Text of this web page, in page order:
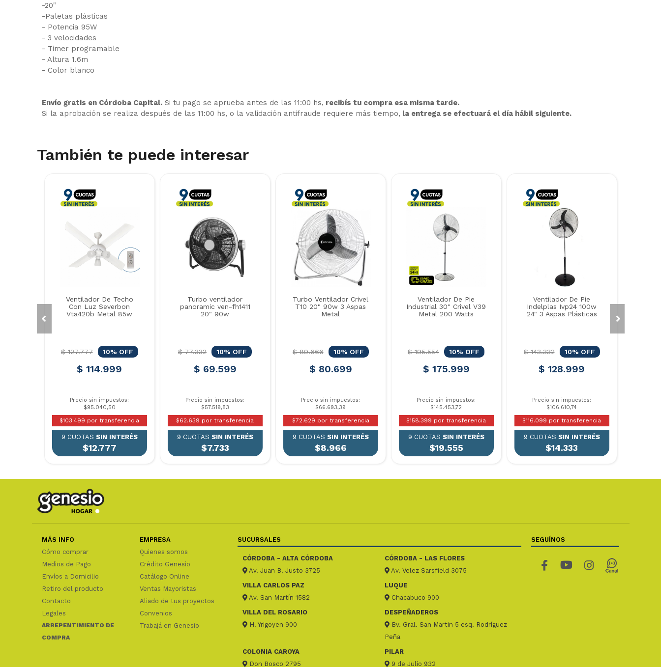
-20"
-Paletas plásticas
- Potencia 95W
- 3 velocidades
- Timer programable
- Altura 1.6m
- Color blanco
Envío gratis en Córdoba Capital.Si tu pago se aprueba antes de las 11:00 hs, recibís tu compra esa misma tarde.
Si la aprobación se realiza después de las 11:00 hs, o la validación antifraude requiere más tiempo, la entrega se efectuará el día hábil siguiente.
También te puede interesar
Ventilador De Techo
Con Luz Severbon
Vta420b Metal 85w
$ 127.777 10% OFF
$ 114.999
Precio sin impuestos:
$95.040,50
$103.499 por transferencia
9 CUOTAS SIN INTERÉS
$12.777
Turbo ventilador
panoramic ven-fh1411
20" 90w
$ 77.332 10% OFF
$ 69.599
Precio sin impuestos:
$57.519,83
$62.639 por transferencia
9 CUOTAS SIN INTERÉS
$7.733
Turbo Ventilador Crivel
T10 20" 90w 3 Aspas
Metal
$ 89.666 10% OFF
$ 80.699
Precio sin impuestos:
$66.693,39
$72.629 por transferencia
9 CUOTAS SIN INTERÉS
$8.966
Ventilador De Pie
Industrial 30" Crivel V39
Metal 200 Watts
$ 195.554 10% OFF
$ 175.999
Precio sin impuestos:
$145.453,72
$158.399 por transferencia
9 CUOTAS SIN INTERÉS
$19.555
Ventilador De Pie
Indelplas Ivp24 100w
24" 3 Aspas Plásticas
$ 143.332 10% OFF
$ 128.999
Precio sin impuestos:
$106.610,74
$116.099 por transferencia
9 CUOTAS SIN INTERÉS
$14.333
MÁS INFO
Cómo comprar
Medios de Pago
Envíos a Domicilio
Retiro del producto
Contacto
Legales
ARREPENTIMIENTO DE
COMPRA
EMPRESA
Quienes somos
Crédito Genesio
Catálogo Online
Ventas Mayoristas
Aliado de tus proyectos
Convenios
Trabajá en Genesio
SUCURSALES
CÓRDOBA - ALTA CÓRDOBA
Av. Juan B. Justo 3725
CÓRDOBA - LAS FLORES
Av. Velez Sarsfield 3075
VILLA CARLOS PAZ
Av. San Martín 1582
LUQUE
Chacabuco 900
VILLA DEL ROSARIO
H. Yrigoyen 900
DESPEÑADEROS
Bv. Gral. San Martin 5 esq. Rodríguez
Peña
COLONIA CAROYA
Don Bosco 2795
PILAR
9 de Julio 932
SEGUÍNOS